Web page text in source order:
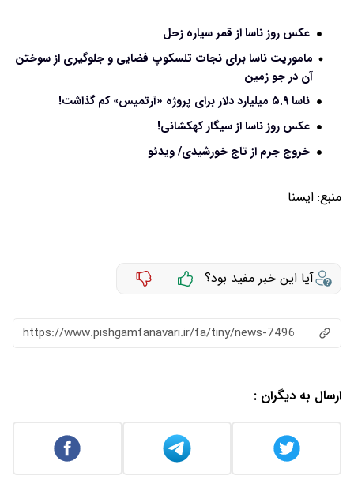
عکس روز ناسا از قمر سیاره زحل
ماموریت ناسا برای نجات تلسکوپ فضایی و جلوگیری از سوختن
آن در جو زمین
ناسا ۵.۹ میلیارد دلار برای پروژه «آرتمیس» کم گذاشت!
عکس روز ناسا از سیگار کهکشانی!
خروج جرم از تاج خورشیدی/ ویدئو
منبع: ايسنا
آیا این خبر مفید بود؟
https://www.pishgamfanavari.ir/fa/tiny/news-7496
ارسال به دیگران :